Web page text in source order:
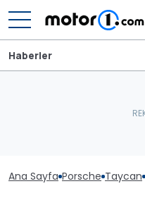
Haberler
Ana Sayfa Porsche Taycan